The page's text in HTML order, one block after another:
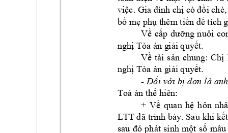


   

    
.
-     

+    
LTT  
      